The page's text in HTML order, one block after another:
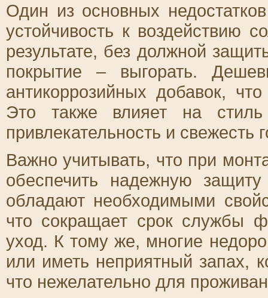
Один из основных
устойчивость к воздействию
результате, без должной
покрытие – выгорать.
антикоррозийных добавок,
Это также влияет на
привлекательность и свежесть
Важно учитывать, что при
обеспечить надежную
обладают необходимыми
что сокращает срок службы
уход. К тому же, многие
или иметь неприятный запах,
что нежелательно для